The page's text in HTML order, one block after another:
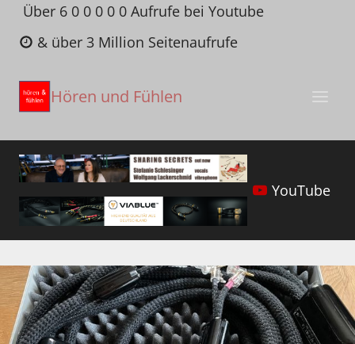
Zum
Inhalt
springen
Über 6 0 0 0 0 0 Aufrufe bei Youtube
& über 3 Million Seitenaufrufe
Hören und Fühlen
YouTube